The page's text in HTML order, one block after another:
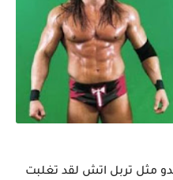
مثل تربل اتش لقد تغلبت